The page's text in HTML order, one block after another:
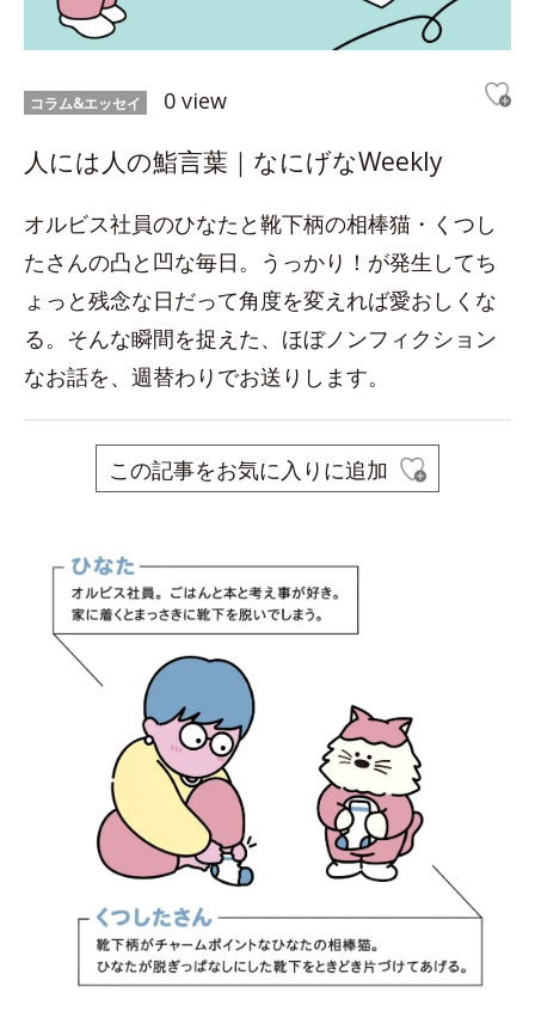
コラム&エッセイ 0 view
人には人の鮨言葉｜なにげなWeekly
オルビス社員のひなたと靴下柄の相棒猫・くつし
たさんの凸と凹な毎日。うっかり！が発生してち
ょっと残念な日だって角度を変えれば愛おしくな
る。そんな瞬間を捉えた、ほぼノンフィクション
なお話を、週替わりでお送りします。
この記事をお気に入りに追加